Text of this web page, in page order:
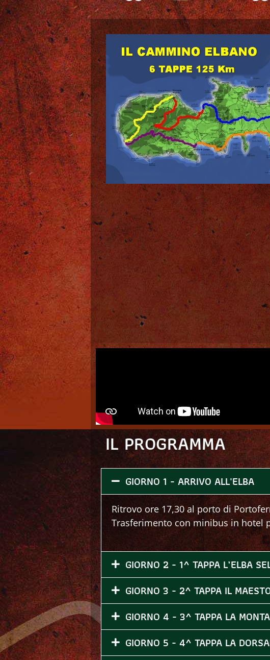
IL PROGRAMMA
GIORNO 1 - ARRIVO ALL'ELBA
Ritrovo ore 17,30 al porto di
Trasferimento con minibus in hotel
GIORNO 2 - 1^ TAPPA L’ELBA
GIORNO 3 - 2^ TAPPA IL
GIORNO 4 - 3^ TAPPA LA
GIORNO 5 - 4^ TAPPA LA